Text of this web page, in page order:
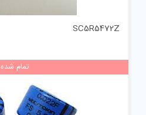
SC5R5472Z
تمام شده